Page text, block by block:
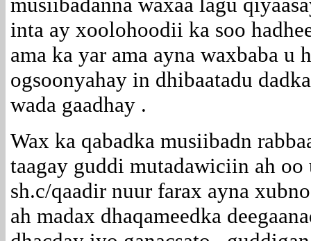
inta ay xoolohoodii ka soo
ama ka yar ama ayna waxbaba u
ogsoonyahay in dhibaatadu
wada gaadhay .
Wax ka qabadka musiibadn
taagay guddi mutadawiciin ah oo
sh.c/qaadir nuur farax ayna
ah madax dhaqameedka